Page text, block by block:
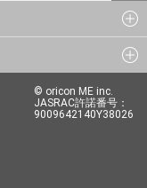
© oricon ME inc.
JASRAC許諾番号：
9009642140Y38026